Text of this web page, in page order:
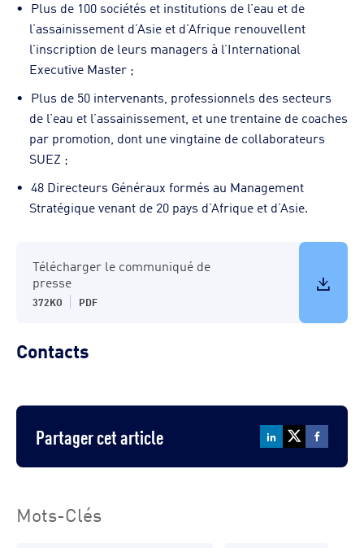
Plus de 100 sociétés et institutions de l’eau et de
l’assainissement d’Asie et d’Afrique renouvellent
l’inscription de leurs managers à l’International
Executive Master ;
Plus de 50 intervenants, professionnels des secteurs
de l’eau et l’assainissement, et une trentaine de coaches
par promotion, dont une vingtaine de collaborateurs
SUEZ ;
48 Directeurs Généraux formés au Management
Stratégique venant de 20 pays d’Afrique et d’Asie.
Télécharger le communiqué de
presse
372KO PDF
Contacts
Partager cet article
Mots-Clés